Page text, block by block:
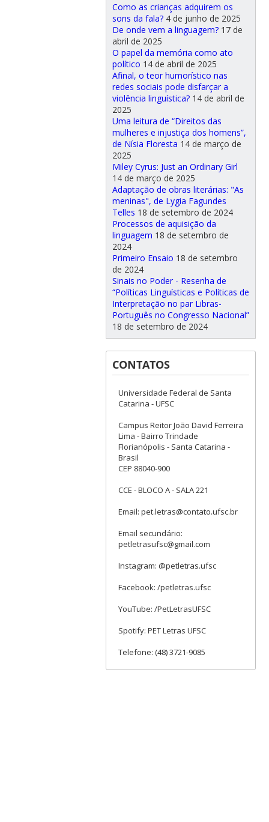
Como as crianças adquirem os
sons da fala? 4 de junho de 2025
De onde vem a linguagem? 17 de
abril de 2025
O papel da memória como ato
político 14 de abril de 2025
Afinal, o teor humorístico nas
redes sociais pode disfarçar a
violência linguística? 14 de abril de
2025
Uma leitura de “Direitos das
mulheres e injustiça dos homens”,
de Nísia Floresta 14 de março de
2025
Miley Cyrus: Just an Ordinary Girl
14 de março de 2025
Adaptação de obras literárias: "As
meninas", de Lygia Fagundes
Telles 18 de setembro de 2024
Processos de aquisição da
linguagem 18 de setembro de
2024
Primeiro Ensaio 18 de setembro
de 2024
Sinais no Poder - Resenha de
“Políticas Linguísticas e Políticas de
Interpretação no par Libras-
Português no Congresso Nacional”
18 de setembro de 2024
CONTATOS
Universidade Federal de Santa
Catarina - UFSC
Campus Reitor João David Ferreira
Lima - Bairro Trindade
Florianópolis - Santa Catarina -
Brasil
CEP 88040-900
CCE - BLOCO A - SALA 221
Email: pet.letras@contato.ufsc.br
Email secundário:
petletrasufsc@gmail.com
Instagram: @petletras.ufsc
Facebook: /petletras.ufsc
YouTube: /PetLetrasUFSC
Spotify: PET Letras UFSC
Telefone: (48) 3721-9085